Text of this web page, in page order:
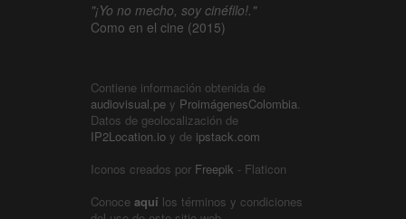
"¡Yo no mecho, soy cinéfilo!."
Como en el cine (2015)
Contiene información obtenida de
audiovisual.pe y ProimágenesColombia.
Datos de geolocalización de
IP2Location.io y de ipstack.com
Iconos creados por Freepik - Flaticon
Conoce aquí los términos y condiciones